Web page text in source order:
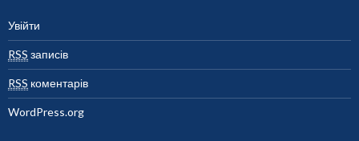
Увійти
RSS записів
RSS коментарів
WordPress.org